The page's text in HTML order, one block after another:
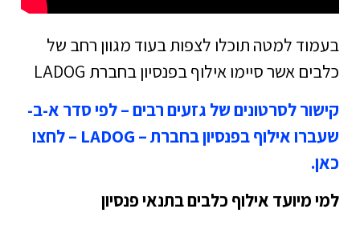
בעמוד למטה תוכלו לצפות בעוד מגוון רחב של
כלבים אשר סיימו אילוף בפנסיון בחברת LADOG
קישור לסרטונים של גזעים רבים – לפי סדר א-ב-
שעברו אילוף בפנסיון בחברת – LADOG – לחצו
כאן.
למי מיועד אילוף כלבים בתנאי פנסיון